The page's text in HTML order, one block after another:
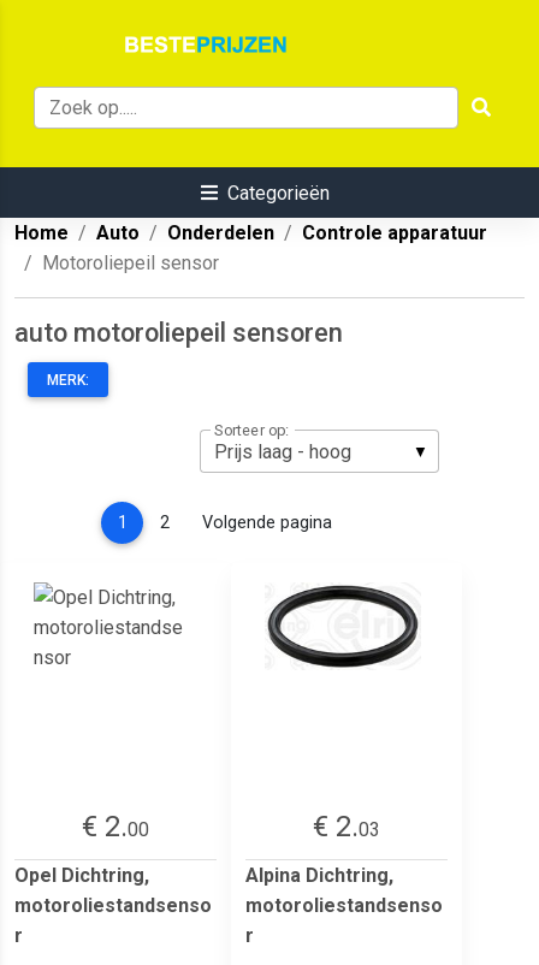
Categorieën
Home
Auto Onderdelen
Controle apparatuur
Motoroliepeil sensor
auto motoroliepeil sensoren
MERK:
Sorteer op:
1 (current)
2 Volgende pagina
€ 2.00
Opel Dichtring,
motoroliestandsenso
r
€ 2.03
Alpina Dichtring,
motoroliestandsenso
r